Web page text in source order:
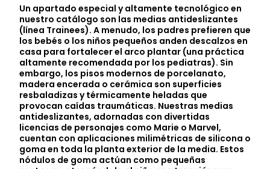
Un apartado especial y altamente tecnológico en
nuestro catálogo son las medias antideslizantes
(línea Trainees). A menudo, los padres prefieren que
los bebés o los niños pequeños anden descalzos en
casa para fortalecer el arco plantar (una práctica
altamente recomendada por los pediatras). Sin
embargo, los pisos modernos de porcelanato,
madera encerada o cerámica son superficies
resbaladizas y térmicamente heladas que
provocan caídas traumáticas. Nuestras medias
antideslizantes, adornadas con divertidas
licencias de personajes como Marie o Marvel,
cuentan con aplicaciones milimétricas de silicona o
goma en toda la planta exterior de la media. Estos
nódulos de goma actúan como pequeñas